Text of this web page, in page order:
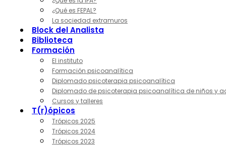
¿Qué es FEPAL?
La sociedad extramuros
Block del Analista
Biblioteca
Formación
El instituto
Formación psicoanalítica
Diplomado psicoterapia psicoanalítica
Diplomado de psicoterapia psicoanalítica de niños y
Cursos y talleres
T(r)ópicos
Trópicos 2025
Trópicos 2024
Trópicos 2023